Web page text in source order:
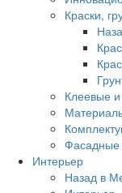
Краски,
Клеевые
Фасадные
Интерьер
Назад в